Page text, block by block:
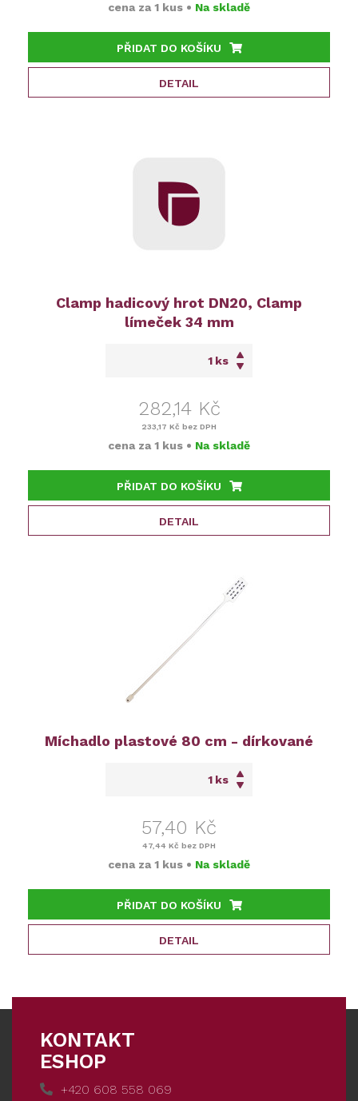
cena za 1 kus • Na skladě
PŘIDAT DO KOŠÍKU
DETAIL
Clamp hadicový hrot DN20, Clamp
límeček 34 mm
ks
282,14 Kč
233,17 Kč bez DPH
cena za 1 kus • Na skladě
PŘIDAT DO KOŠÍKU
DETAIL
Míchadlo plastové 80 cm - dírkované
ks
57,40 Kč
47,44 Kč bez DPH
cena za 1 kus • Na skladě
PŘIDAT DO KOŠÍKU
DETAIL
KONTAKT
ESHOP
+420 608 558 069